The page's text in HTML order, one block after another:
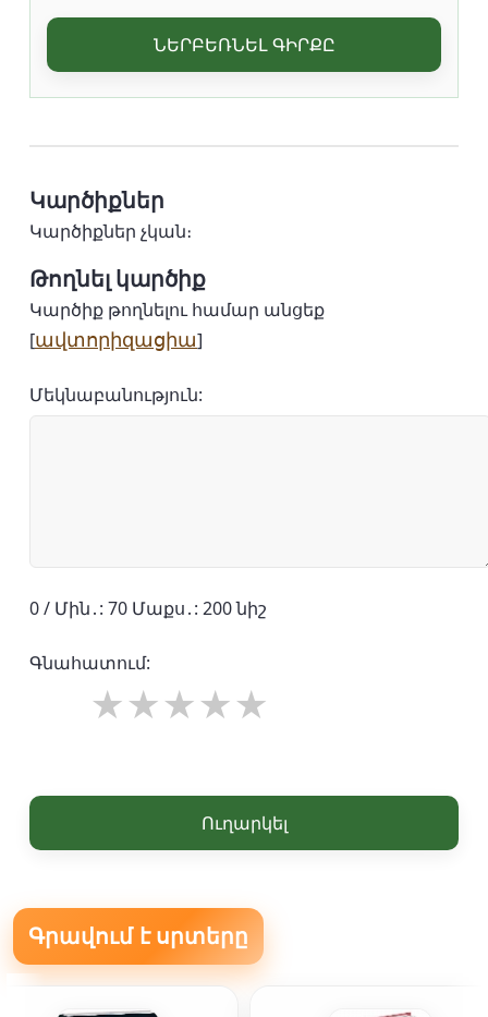
ՆԵՐԲԵՌՆԵԼ ԳԻՐՔԸ
Կարծիքներ
Կարծիքներ չկան։
Թողնել կարծիք
Կարծիք թողնելու համար անցեք
[ավտորիզացիա]
Մեկնաբանություն:
0 / Մին․: 70 Մաքս․: 200 նիշ
Գնահատում:
Ուղարկել
Գրավում է սրտերը